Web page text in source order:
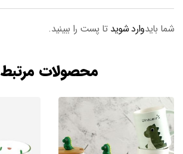
شما بایدوارد شوید تا پست را ببینید.
محصولات مرتبط